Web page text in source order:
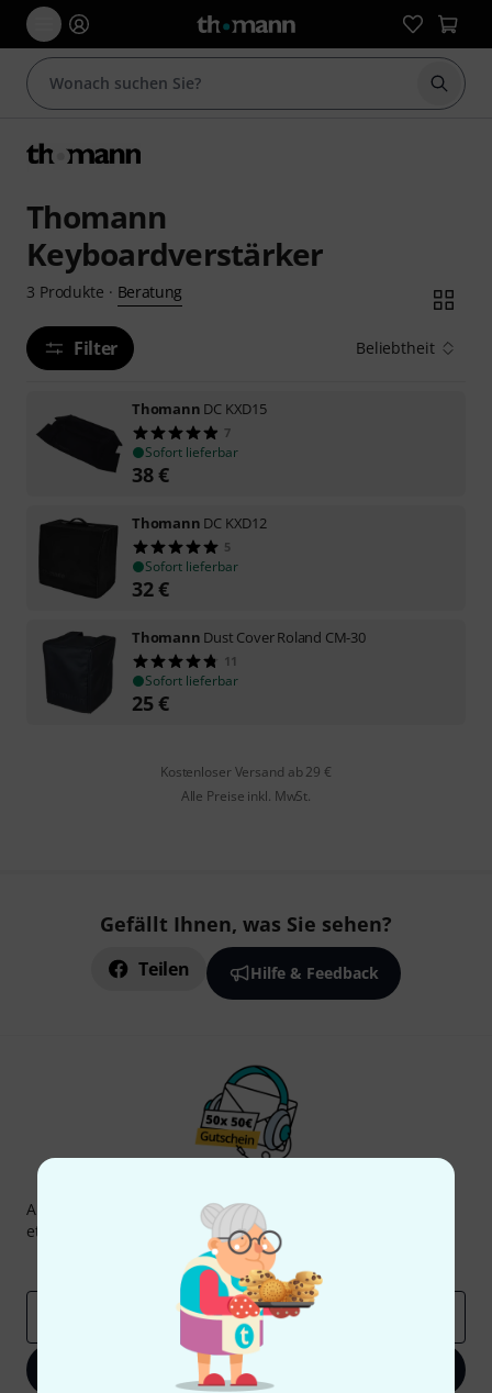
Suche
Thomann
Keyboardverstärker
3 Produkte · Beratung
Filter Beliebtheit
Thomann DC KXD15
7
Sofort lieferbar
38€
Thomann DC KXD12
5
Sofort lieferbar
32€
Thomann Dust Cover Roland CM-30
11
Sofort lieferbar
25€
Kostenloser Versand ab 29 €
Alle Preise inkl. MwSt.
Gefällt Ihnen, was Sie sehen?
Teilen Hilfe & Feedback
Abonniere den Thomann Newsletter und gewinne mit
etwas Glück einen von
50 Gutscheinen
Inspirierende Beiträge
Deals
Jetzt anmelden